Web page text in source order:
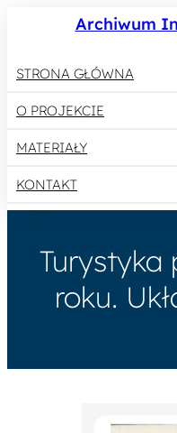
Archiwum
STRONA GŁÓWNA
O PROJEKCIE
MATERIAŁY
KONTAKT
Turystyka
roku.